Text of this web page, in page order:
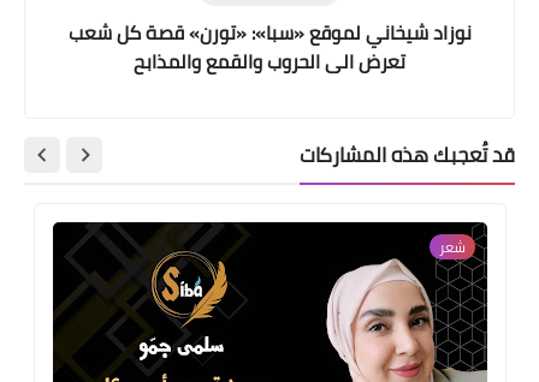
نوزاد شيخاني لموقع «سبا»: «تورن» قصة كل شعب
تعرض الى الحروب والقمع والمذابح
قد تُعجبك هذه المشاركات
شعر